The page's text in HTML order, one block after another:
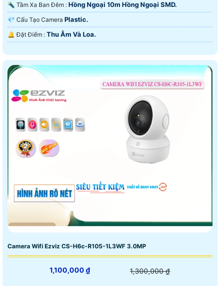
🔦 Tầm Xa Ban Đêm : Hồng Ngoại 10m Hồng Ngoại SMD.
💎 Cấu Tạo Camera Plastic.
️🔔 Đặt Điểm : Thu Âm Và Loa.
Camera Wifi Ezviz CS-H6c-R105-1L3WF 3.0MP
1,100,000 ₫ 1,300,000 ₫